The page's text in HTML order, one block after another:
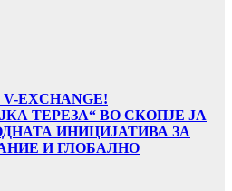
EXCHANGE!
ТЕРЕЗА“ ВО СКОПЈЕ ЈА
ИНИЦИЈАТИВА ЗА
И ГЛОБАЛНО